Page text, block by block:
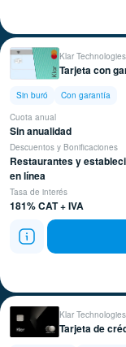
Klar Technologies
Tarjeta con
Sin buró
Con garantía
Cuota anual
Sin anualidad
Descuentos y Bonificaciones
Restaurantes y
en línea
Tasa de interés
181% CAT + IVA
Klar Technologies
Tarjeta de